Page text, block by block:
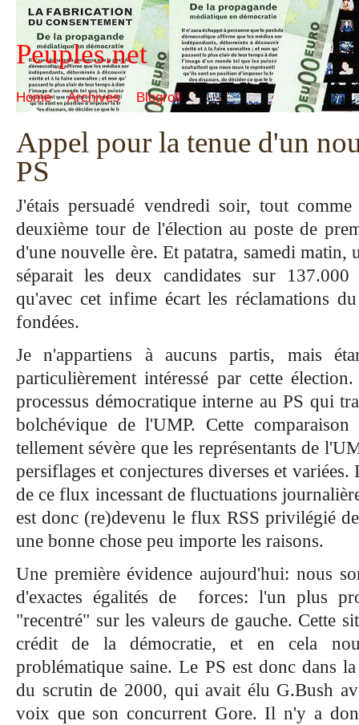
Peuples.net
Home Archives Blogroll
Appel pour la tenue d'un
PS
J'étais persuadé vendredi soir, tout
deuxième tour de l'élection au poste de
d'une nouvelle ère. Et patatra, samedi matin,
séparait les deux candidates sur
qu'avec cet infime écart les réclamations
fondées.
Je n'appartiens à aucuns partis, mais
particulièrement intéressé par cette
processus démocratique interne au PS qui
bolchévique de l'UMP. Cette comparaison
tellement sévère que les représentants de
persiflages et conjectures diverses et
de ce flux incessant de fluctuations
est donc (re)devenu le flux RSS privilégié
une bonne chose peu importe les raisons.
Une première évidence aujourd'hui: nous
d'exactes égalités de forces: l'un plus
"recentré" sur les valeurs de gauche. Cette
crédit de la démocratie, et en cela
problématique saine. Le PS est donc dans
du scrutin de 2000, qui avait élu G.Bush
voix que son concurrent Gore. Il n'y a